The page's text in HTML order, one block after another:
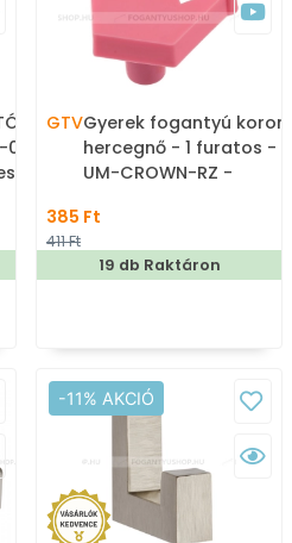
-
GTVGyerek fogantyú
hercegnő - 1 furatos -
UM-CROWN-RZ -
Színes gyerekbútor
fogantyú
385 Ft
411 Ft
19 db Raktáron
-11% AKCIÓ